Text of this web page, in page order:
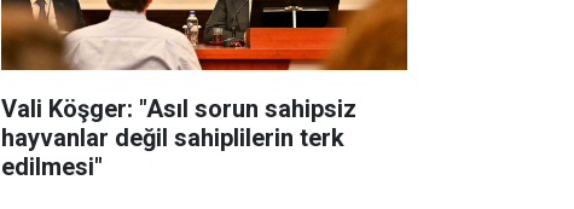
Vali Köşger: "Asıl sorun sahipsiz
hayvanlar değil sahiplilerin terk
edilmesi"